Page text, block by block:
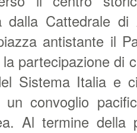
dalla Cattedrale di
antistante il
partecipazione di
Sistema Italia e
convoglio
Al termine